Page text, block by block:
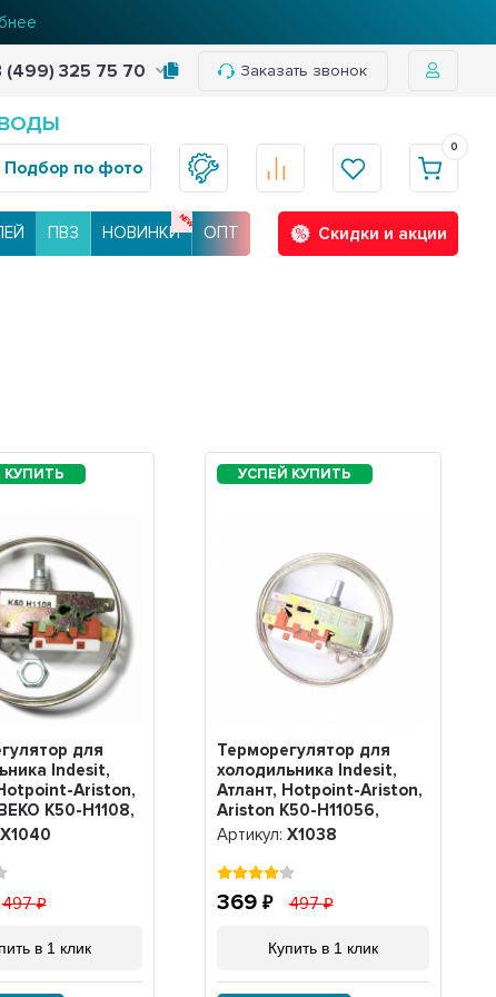
(499) 325 75 70 Заказать звонок
Подбор по фото
0
ПВЗ НОВИНКИ ОПТ
Скидки и акции
для
Indesit,
Ariston,
K50-H1108,
Х1040
497
в 1 клик
Терморегулятор для
холодильника Indesit,
Атлант, Hotpoint-Ariston,
Ariston K50-H11056,
Х1038
Артикул: Х1038
369 497
Купить в 1 клик